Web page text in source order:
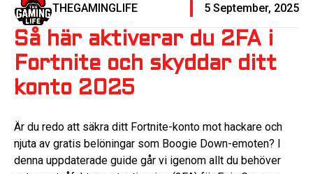
THEGAMINGLIFE 5 September, 2025
Så här aktiverar du 2FA i
Fortnite och skyddar ditt
konto 2025
Är du redo att säkra ditt Fortnite-konto mot hackare och
njuta av gratis belöningar som Boogie Down-emoten? I
denna uppdaterade guide går vi igenom allt du behöver